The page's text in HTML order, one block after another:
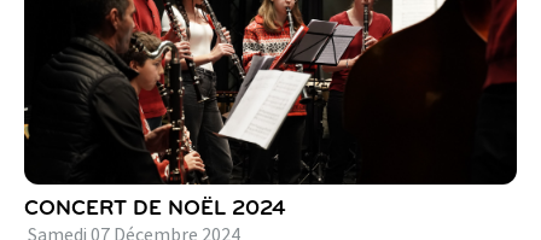
CONCERT DE NOËL 2024